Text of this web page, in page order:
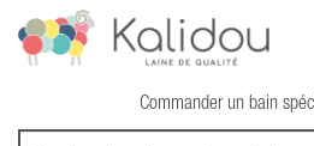
Commander un bain